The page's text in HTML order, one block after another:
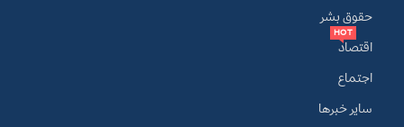
حقوق بشر
اقتصاد
HOT
اجتماع
سایر خبرها